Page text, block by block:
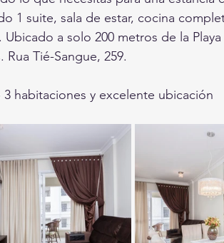
1 suite, sala de estar, cocina
a solo 200 metros de la
Tié-Sangue, 259.
habitaciones y excelente ubicación